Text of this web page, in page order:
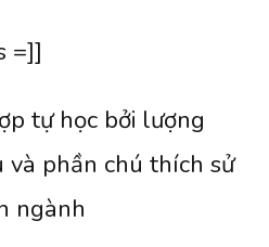
=]]
tự học bởi lượng
và phần chú thích sử
ngành